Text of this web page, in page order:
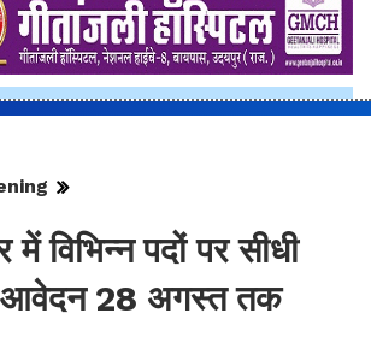
विभिन्न पदों पर सीधी
आवेदन 28 अगस्त तक